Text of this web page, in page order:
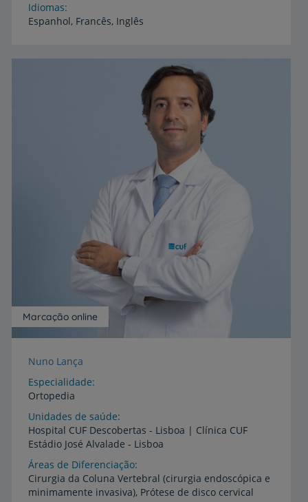
Idiomas
Espanhol, Francês, Inglês
Marcação online
Nuno Lança
Especialidade
Ortopedia
Unidades de saúde
Hospital CUF Descobertas - Lisboa | Clínica CUF
Estádio José Alvalade - Lisboa
Áreas de Diferenciação
Cirurgia da Coluna Vertebral (cirurgia endoscópica e
minimamente invasiva), Prótese de disco cervical